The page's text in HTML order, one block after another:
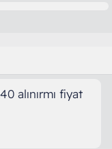
alınırmı fiyat